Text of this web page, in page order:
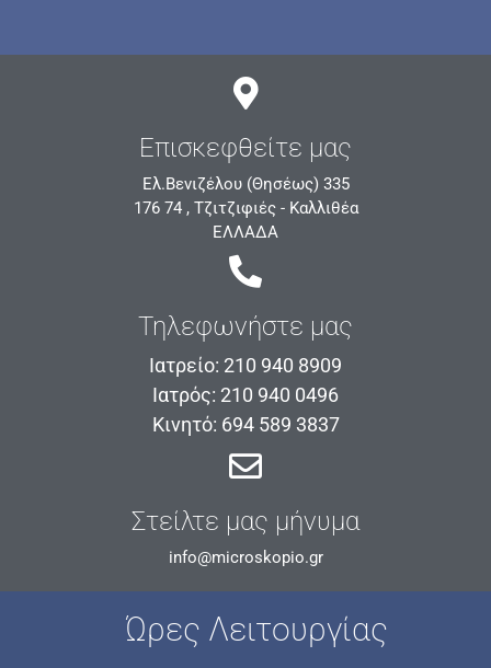
Επισκεφθείτε μας
Ελ.Βενιζέλου (Θησέως) 335
176 74 , Τζιτζιφιές - Καλλιθέα
ΕΛΛΑΔΑ
Τηλεφωνήστε μας
Ιατρείο: 210 940 8909
Ιατρός: 210 940 0496
Κινητό: 694 589 3837
Στείλτε μας μήνυμα
info@microskopio.gr
Ώρες Λειτουργίας